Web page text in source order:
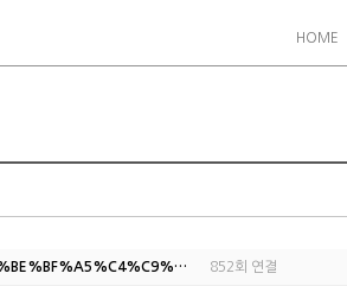
HOME
852회 연결